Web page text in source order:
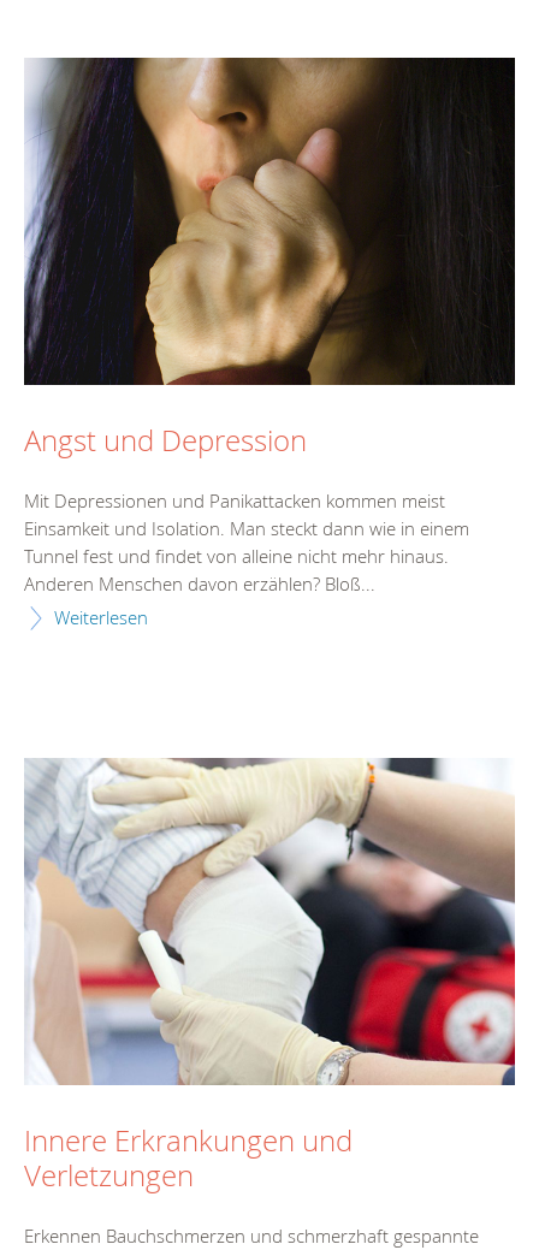
Angst und Depression
Mit Depressionen und Panikattacken kommen meist
Einsamkeit und Isolation. Man steckt dann wie in einem
Tunnel fest und findet von alleine nicht mehr hinaus.
Anderen Menschen davon erzählen? Bloß...
Weiterlesen
Innere Erkrankungen und
Verletzungen
Erkennen Bauchschmerzen und schmerzhaft gespannte